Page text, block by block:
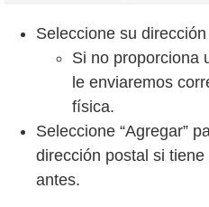
Seleccione su
Si no proporciona
le enviaremos
física.
Seleccione “Agregar”
dirección postal si
antes.